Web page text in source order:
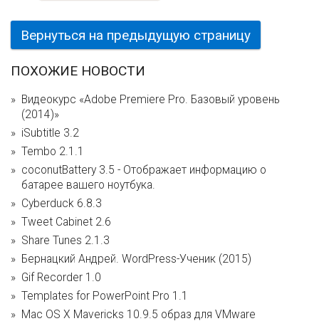
Вернуться на предыдущую страницу
ПОХОЖИЕ НОВОСТИ
Видеокурс «Adobe Premiere Pro. Базовый уровень
(2014)»
iSubtitle 3.2
Tembo 2.1.1
coconutBattery 3.5 - Отображает информацию о
батарее вашего ноутбука.
Cyberduck 6.8.3
Tweet Cabinet 2.6
Share Tunes 2.1.3
Бернацкий Андрей. WordPress-Ученик (2015)
Gif Recorder 1.0
Templates for PowerPoint Pro 1.1
Mac OS X Mavericks 10.9.5 образ для VMware